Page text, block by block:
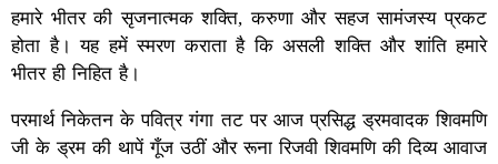
हमारे भीतर की सृजनात्मक शक्ति, करुणा और सहज सामंजस्य प्रकट
होता है। यह हमें स्मरण कराता है कि असली शक्ति और शांति हमारे
भीतर ही निहित है।
परमार्थ निकेतन के पवित्र गंगा तट पर आज प्रसिद्ध ड्रमवादक शिवमणि
जी के ड्रम की थापें गूँज उठीं और रूना रिजवी शिवमणि की दिव्य आवाज